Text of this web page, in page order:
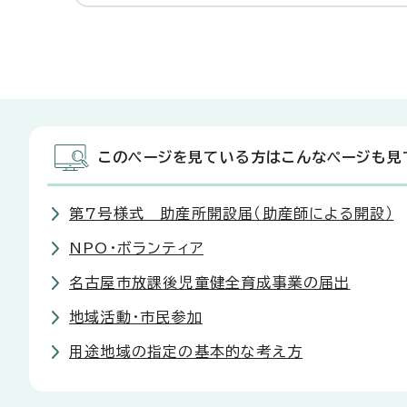
このページを見ている方はこんなページも見
第7号様式 助産所開設届（助産師による開設）
NPO・ボランティア
名古屋市放課後児童健全育成事業の届出
地域活動・市民参加
用途地域の指定の基本的な考え方